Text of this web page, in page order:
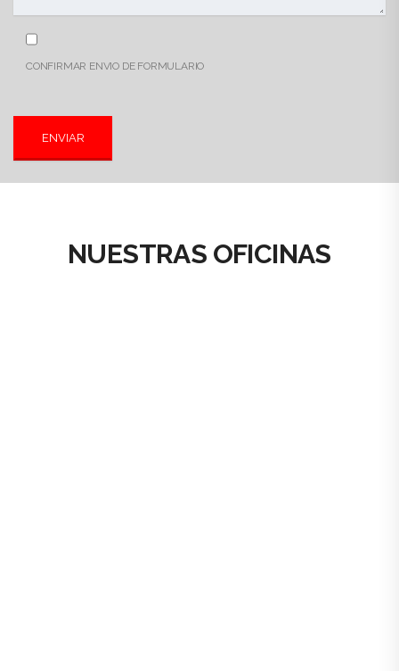
CONFIRMAR ENVIO DE FORMULARIO
NUESTRAS OFICINAS